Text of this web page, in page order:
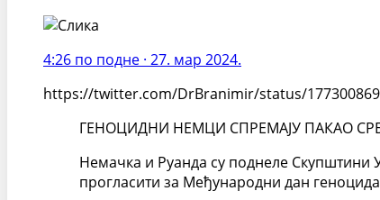
4:26 по подне · 27. мар 2024.
https://twitter.com/DrBranimir/status/
ГЕНОЦИДНИ НЕМЦИ СПРЕМАЈУ ПАКАО
Немачка и Руанда су поднеле Скупштини
прогласити за Међународни дан